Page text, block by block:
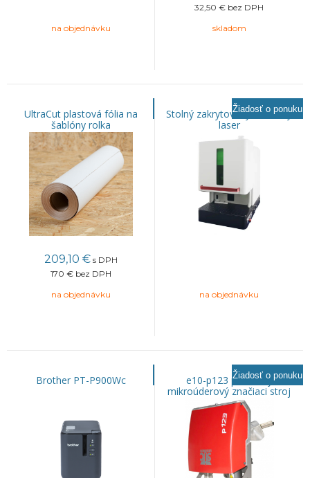
na objednávku
32,50 € bez DPH
skladom
UltraCut plastová fólia na
šablóny rolka
209,10 € s DPH
170 € bez DPH
na objednávku
Stolný zakrytovaný vláknový
laser
Žiadosť o ponuku
na objednávku
Brother PT-P900Wc
e10-p123 prenosný
mikroúderový značiaci stroj
Žiadosť o ponuku